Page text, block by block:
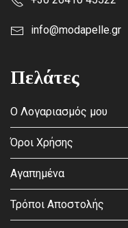
info@modapelle.gr
Πελάτες
Ο Λογαριασμός μου
Όροι Χρήσης
Αγαπημένα
Τρόποι Αποστολής